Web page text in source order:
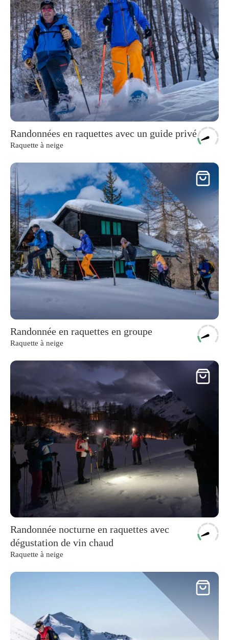
Randonnées en raquettes avec un guide privé
Raquette à neige
Randonnée en raquettes en groupe
Raquette à neige
Randonnée nocturne en raquettes avec
dégustation de vin chaud
Raquette à neige